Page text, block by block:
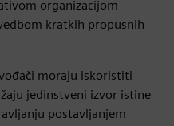
organizacijom
kratkih propusnih
moraju iskoristiti
jedinstveni izvor istine
postavljanjem